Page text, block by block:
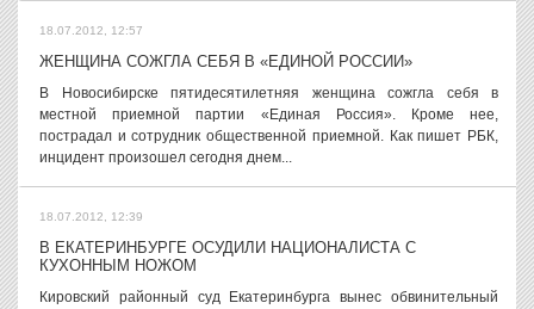
18.07.2012, 12:57
ЖЕНЩИНА СОЖГЛА СЕБЯ В «ЕДИНОЙ РОССИИ»
В Новосибирске пятидесятилетняя женщина сожгла себя в
местной приемной партии «Единая Россия». Кроме нее,
пострадал и сотрудник общественной приемной. Как пишет РБК,
инцидент произошел сегодня днем...
18.07.2012, 12:39
В ЕКАТЕРИНБУРГЕ ОСУДИЛИ НАЦИОНАЛИСТА С
КУХОННЫМ НОЖОМ
Кировский районный суд Екатеринбурга вынес обвинительный